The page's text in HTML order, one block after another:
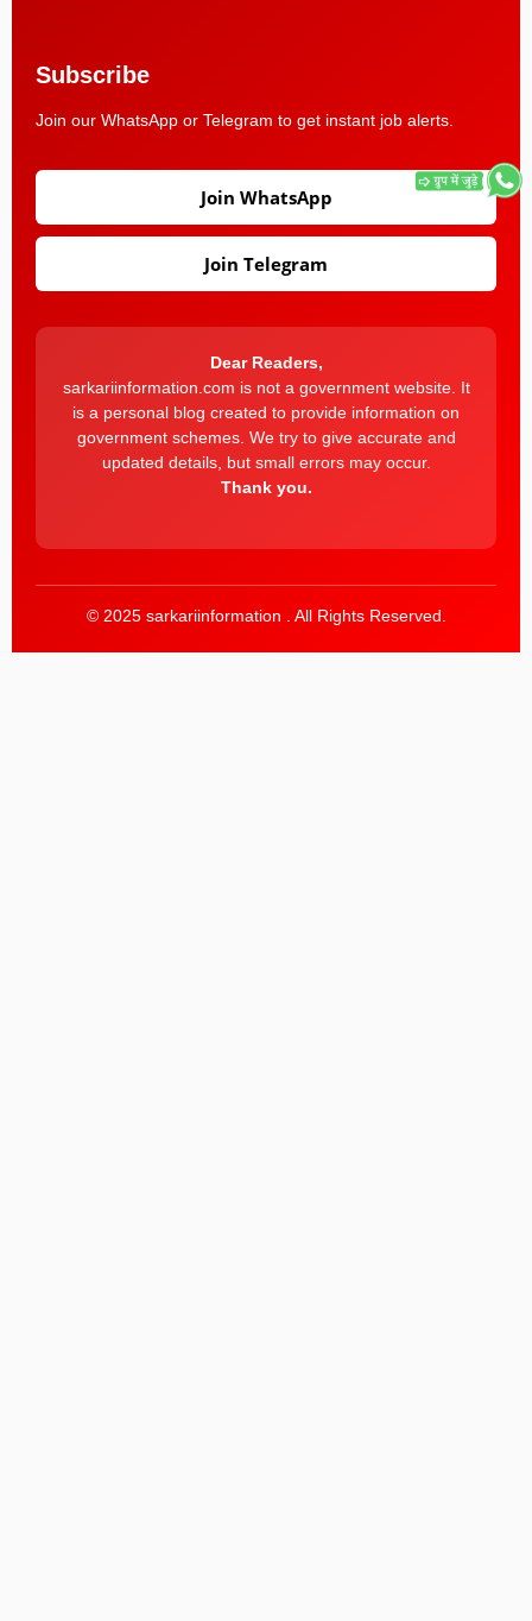
Subscribe
Join our WhatsApp or Telegram to get instant job alerts.
Join WhatsApp
Join Telegram
Dear Readers,
sarkariinformation.com is not a government website. It
is a personal blog created to provide information on
government schemes. We try to give accurate and
updated details, but small errors may occur.
Thank you.
© 2025 sarkariinformation . All Rights Reserved.